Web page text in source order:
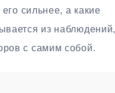
сильнее, а какие
из наблюдений,
с самим собой.